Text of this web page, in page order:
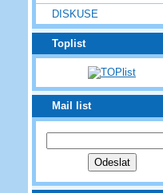
DISKUSE
Toplist
Mail list